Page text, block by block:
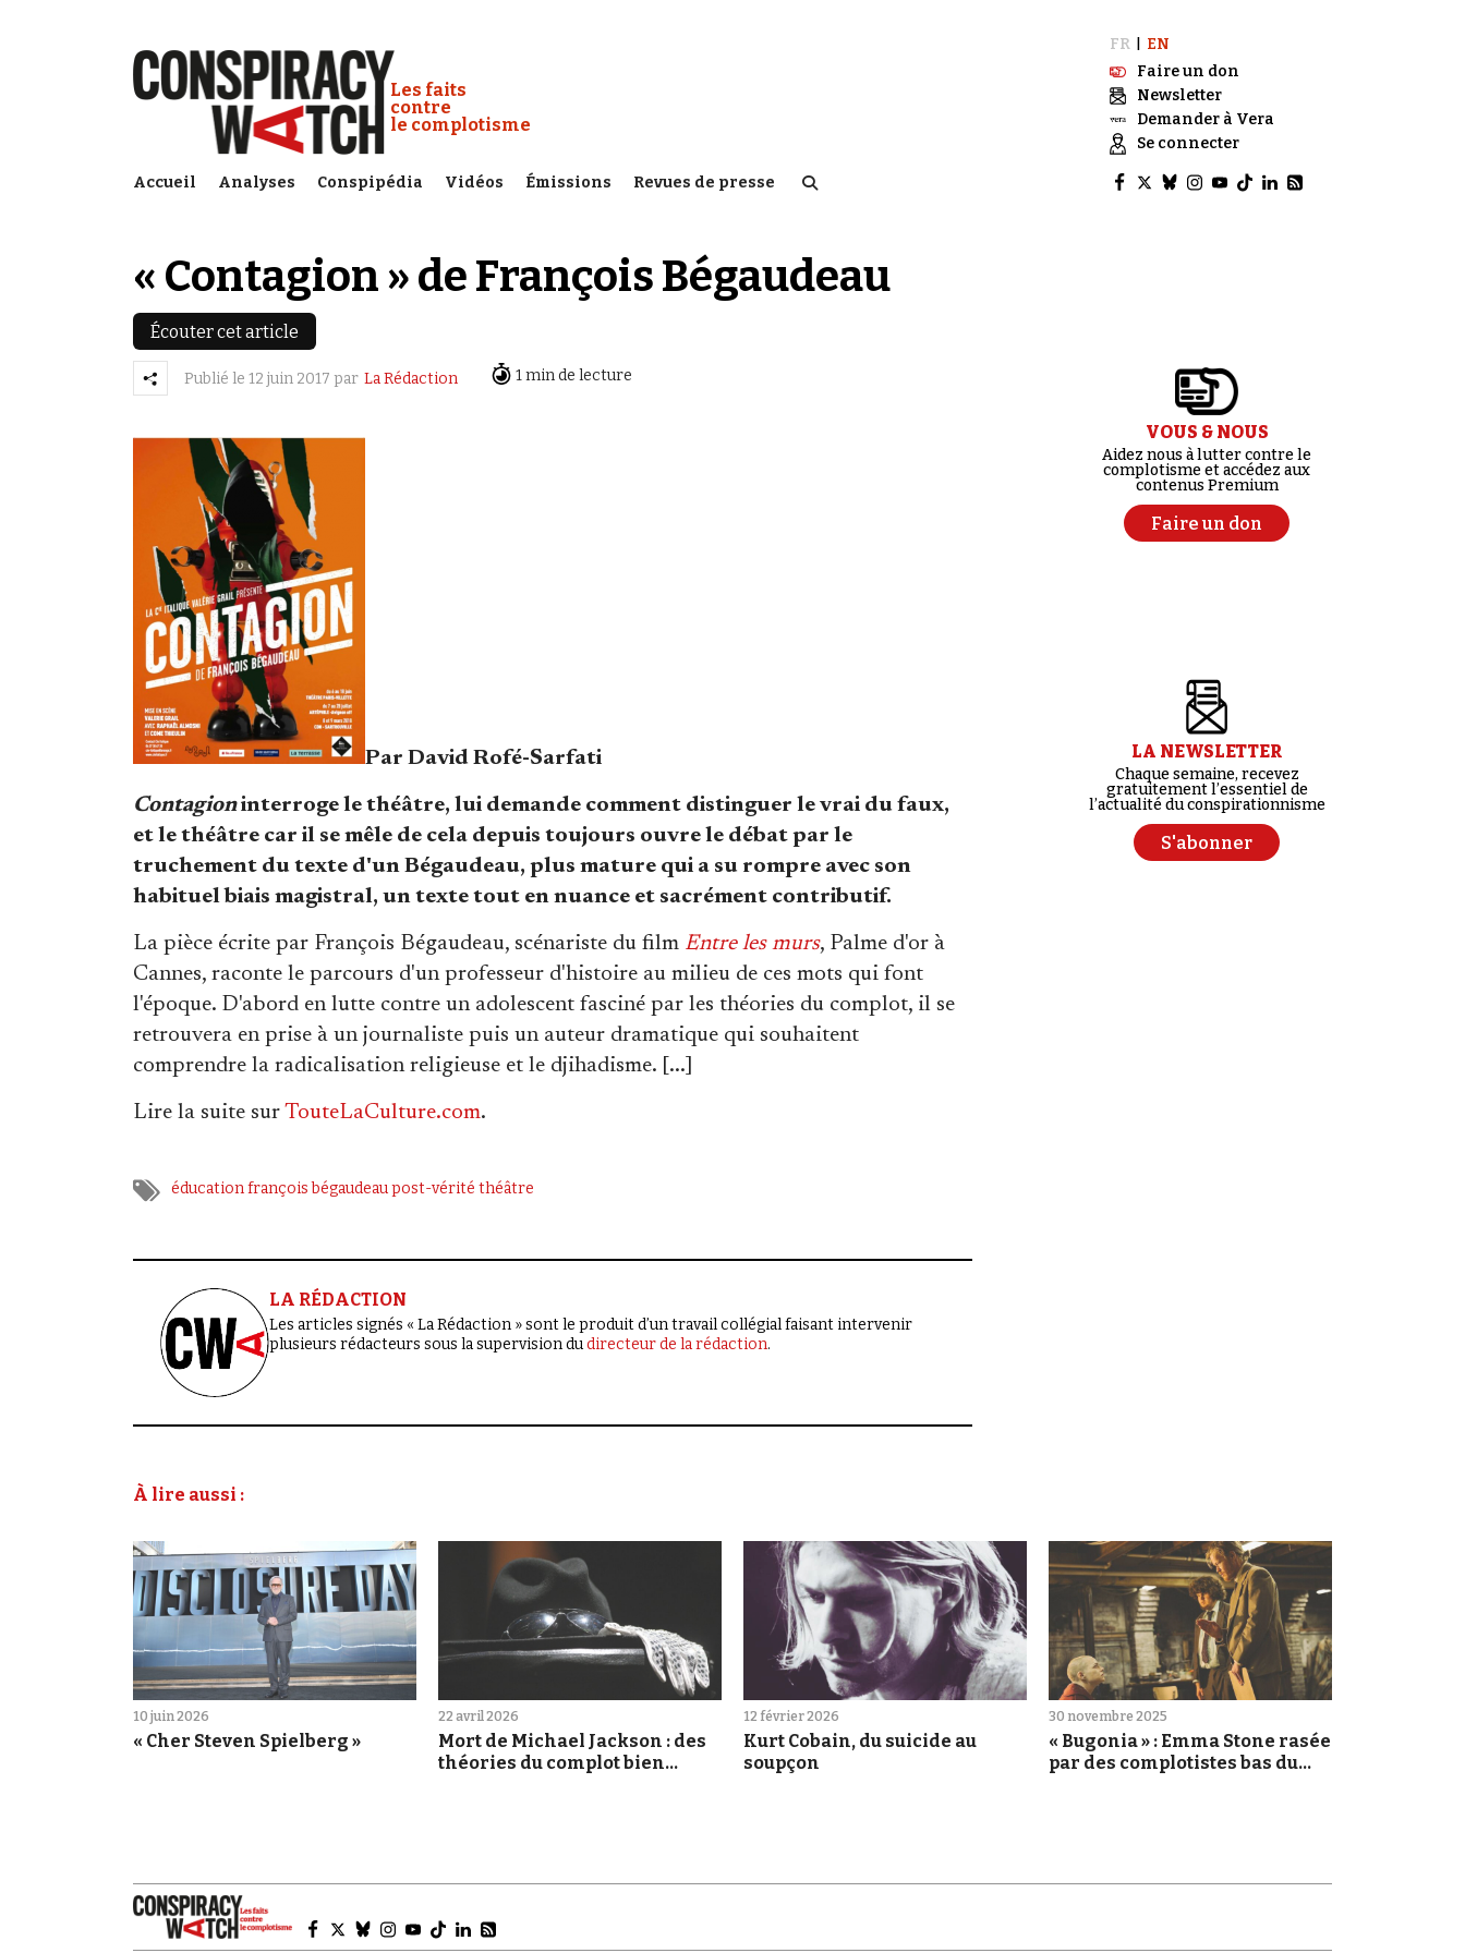
Conspiracy Watch :
Les faits
contre
le complotisme
Accueil Analyses Conspipédia Vidéos Émissions Revues de presse
FR
EN
Faire un don
Newsletter
Demander à Vera
Se connecter
« Contagion » de François Bégaudeau
Écouter cet article
Publié le 12 juin 2017 par La Rédaction 1 min de lecture
Par David Rofé-Sarfati
Contagioninterroge le théâtre, lui demande comment distinguer le vrai du faux,
et le théâtre car il se mêle de cela depuis toujours ouvre le débat par le
truchement du texte d'un Bégaudeau, plus mature qui a su rompre avec son
habituel biais magistral, un texte tout en nuance et sacrément contributif.
La pièce écrite par François Bégaudeau, scénariste du film Entre les murs, Palme d'or à
Cannes, raconte le parcours d'un professeur d'histoire au milieu de ces mots qui font
l'époque. D'abord en lutte contre un adolescent fasciné par les théories du complot, il se
retrouvera en prise à un journaliste puis un auteur dramatique qui souhaitent
comprendre la radicalisation religieuse et le djihadisme. [...]
Lire la suite sur TouteLaCulture.com.
éducationfrançois bégaudeaupost-vérité théâtre
LA RÉDACTION
Les articles signés « La Rédaction » sont le produit d’un travail collégial faisant intervenir
plusieurs rédacteurs sous la supervision dudirecteur de la rédaction.
VOUS & NOUS
Aidez nous à lutter contre le
complotisme et accédez aux
contenus Premium
Faire un don
LA NEWSLETTER
Chaque semaine, recevez
gratuitement l’essentiel de
l’actualité du conspirationnisme
S'abonner
À lire aussi :
10 juin 2026
« Cher Steven Spielberg »
22 avril 2026
Mort de Michael Jackson : des
théories du complot bien
12 février 2026
Kurt Cobain, du suicide au
soupçon
30 novembre 2025
« Bugonia » : Emma Stone rasée
par des complotistes bas du